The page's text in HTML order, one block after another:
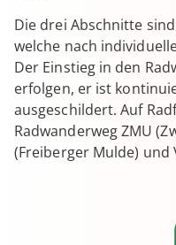
Die drei Abschnitte
welche nach
Der Einstieg in den
erfolgen, er ist
ausgeschildert. Auf
Radwanderweg ZMU
(Freiberger Mulde) und